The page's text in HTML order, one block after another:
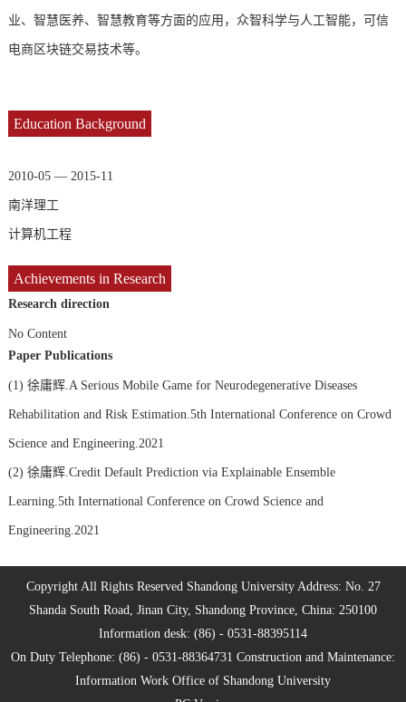
业、智慧医养、智慧教育等方面的应用，众智科学与人工智能，可信
电商区块链交易技术等。
Education Background
2010-05 — 2015-11
南洋理工
计算机工程
Achievements in Research
Research direction
No Content
Paper Publications
(1) 徐庸辉.A Serious Mobile Game for Neurodegenerative Diseases
Rehabilitation and Risk Estimation.5th International Conference on Crowd
Science and Engineering.2021
(2) 徐庸辉.Credit Default Prediction via Explainable Ensemble
Learning.5th International Conference on Crowd Science and
Engineering.2021
Copyright All Rights Reserved Shandong University Address: No. 27
Shanda South Road, Jinan City, Shandong Province, China: 250100
Information desk: (86) - 0531-88395114
On Duty Telephone: (86) - 0531-88364731 Construction and Maintenance:
Information Work Office of Shandong University